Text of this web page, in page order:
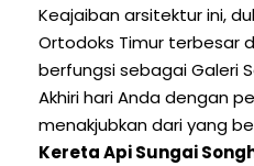
Keajaiban arsitektur ini,
Ortodoks Timur terbesar
berfungsi sebagai Galeri
Akhiri hari Anda dengan
menakjubkan dari yang
Kereta Api Sungai